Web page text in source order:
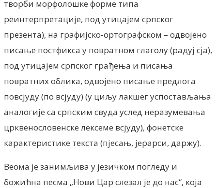
творби морфолошке форме типа
реинтерпретације, под утицајем српског
презента), на графијско-ортографском – одвојено
писање постфикса у повратном глаголу (радуј сја),
под утицајем српског грађења и писања
повратних облика, одвојено писање предлога
повсјуду (по всјуду) (у циљу лакшег успостављања
аналогије са српским свуда услед неразумевања
црквенословенске лексеме всјуду), фонетске
карактеристике текста (пјесањ, јерарси, даржу).
Веома је занимљива у језичком погледу и
божићна песма „Нови Цар слезал је до нас“, која